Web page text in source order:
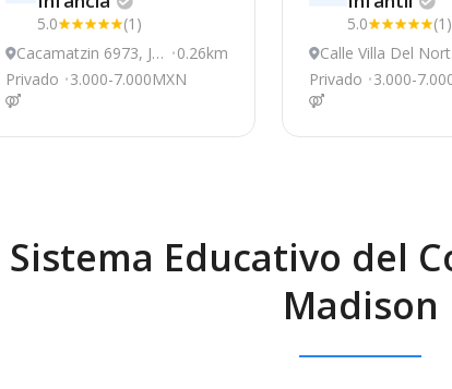
5.0
(1)
Cacamatzin 6973, Ju
árez
0.26km
Privado
3.000-7.000MXN
5.0
(1)
Calle Villa Del
5076, Juárez
Privado
3.000-
Sistema Educativo del
Madison